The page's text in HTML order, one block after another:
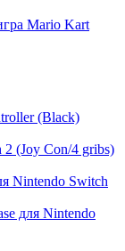
Mario Kart
(Black)
(Joy Con/4 gribs)
Nintendo Switch
для Nintendo